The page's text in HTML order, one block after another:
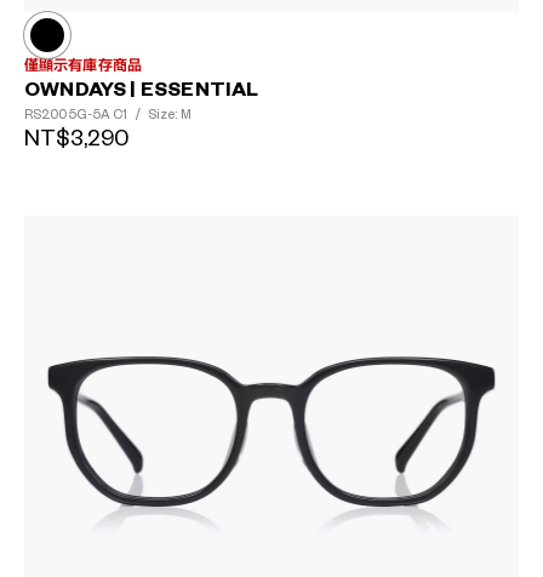
僅顯示有庫存商品
OWNDAYS | ESSENTIAL
RS2005G-5A C1 / Size: M
NT$3,290